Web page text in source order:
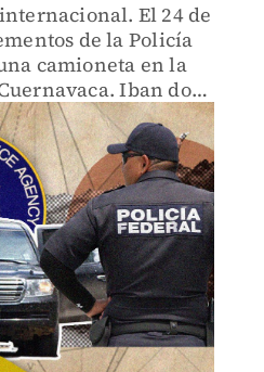
El 24 de
de la Policía
camioneta en la
Iban dos